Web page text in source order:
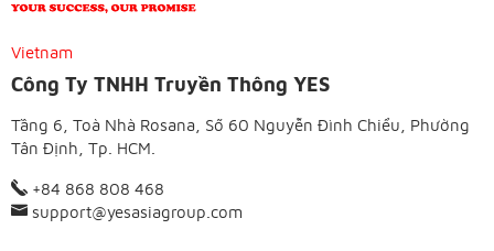
Vietnam
Công Ty TNHH Truyền Thông YES
Tầng 6, Toà Nhà Rosana, Số 60 Nguyễn Đình Chiểu, Phường
Tân Định, Tp. HCM.
+84 868 808 468
support@yesasiagroup.com